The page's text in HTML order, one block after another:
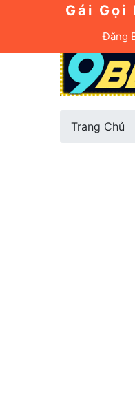
Gái Gọi
Đăng
Trang Chủ